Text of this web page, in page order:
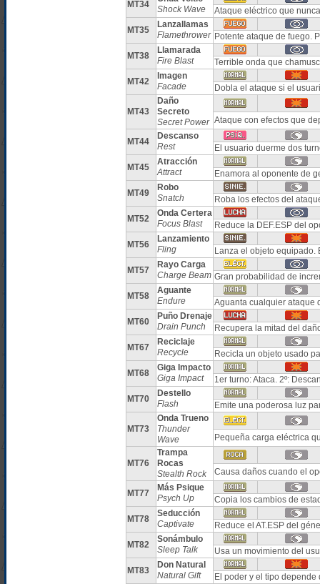
MT34
Shock Wave
Ataque eléctrico que
MT35
Lanzallamas
Flamethrower Potente ataque de fuego.
MT38
Llamarada
Fire Blast
Terrible onda que
MT42
Imagen
Facade
Dobla el ataque si el
MT43
Daño
Secreto
Secret Power Ataque con efectos que
MT44
Descanso
Rest
El usuario duerme dos
MT45
Atracción
Attract
Enamora al oponente de
MT49
Robo
Snatch
Roba los efectos del
MT52
Onda Certera
Focus Blast
Reduce la DEF.ESP del
MT56
Lanzamiento
Fling
Lanza el objeto
MT57
Rayo Carga
Charge Beam Gran probabilidad de
MT58
Aguante
Endure
Aguanta cualquier ataque
MT60
Puño Drenaje
Drain Punch
Recupera la mitad del
MT67
Reciclaje
Recycle
Recicla un objeto usado
MT68
Giga Impacto
Giga Impact
1er turno: Ataca. 2º:
MT70
Destello
Flash
Emite una poderosa luz
MT73
Onda Trueno
Thunder
Wave
Pequeña carga eléctrica
MT76
Trampa
Rocas
Stealth Rock
Causa daños cuando el
MT77
Más Psique
Psych Up
Copia los cambios de
MT78
Seducción
Captivate
Reduce el AT.ESP del
MT82
Sonámbulo
Sleep Talk
Usa un movimiento del
MT83
Don Natural
Natural Gift
El poder y el tipo